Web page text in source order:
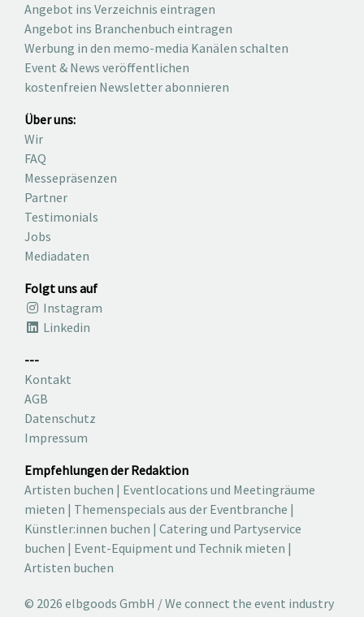
Angebot ins Verzeichnis eintragen
Angebot ins Branchenbuch eintragen
Werbung in den memo-media Kanälen schalten
Event & News veröffentlichen
kostenfreien Newsletter abonnieren
Über uns:
Wir
FAQ
Messepräsenzen
Partner
Testimonials
Jobs
Mediadaten
Folgt uns auf
Instagram
Linkedin
---
Kontakt
AGB
Datenschutz
Impressum
Empfehlungen der Redaktion
Artisten buchen | Eventlocations und Meetingräume
mieten | Themenspecials aus der Eventbranche |
Künstler:innen buchen | Catering und Partyservice
buchen | Event-Equipment und Technik mieten |
Artisten buchen
© 2026 elbgoods GmbH / We connect the event industry